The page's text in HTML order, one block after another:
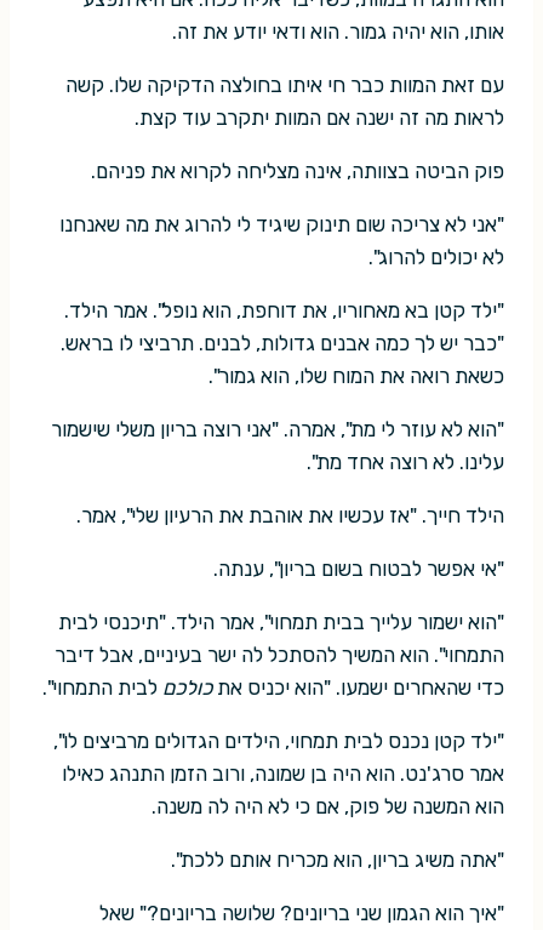
אותו, הוא יהיה גמור. הוא ודאי יודע את זה.
עם זאת המוות כבר חי איתו בחולצה הדקיקה שלו. קשה
לראות מה זה ישנה אם המוות יתקרב עוד קצת.
פוק הביטה בצוותה, אינה מצליחה לקרוא את פניהם.
"אני לא צריכה שום תינוק שיגיד לי להרוג את מה שאנחנו
לא יכולים להרוג".
"ילד קטן בא מאחוריו, את דוחפת, הוא נופל". אמר הילד.
"כבר יש לך כמה אבנים גדולות, לבנים. תרביצי לו בראש.
כשאת רואה את המוח שלו, הוא גמור".
"הוא לא עוזר לי מת", אמרה. "אני רוצה בריון משלי שישמור
עלינו. לא רוצה אחד מת".
הילד חייך. "אז עכשיו את אוהבת את הרעיון שלי", אמר.
"אי אפשר לבטוח בשום בריון", ענתה.
"הוא ישמור עלייך בבית תמחוי", אמר הילד. "תיכנסי לבית
התמחוי". הוא המשיך להסתכל לה ישר בעיניים, אבל דיבר
כדי שהאחרים ישמעו. "הוא יכניס אתכולכם לבית התמחוי".
"ילד קטן נכנס לבית תמחוי, הילדים הגדולים מרביצים לו",
אמר סרג'נט. הוא היה בן שמונה, ורוב הזמן התנהג כאילו
הוא המשנה של פוק, אם כי לא היה לה משנה.
"אתה משיג בריון, הוא מכריח אותם ללכת".
"איך הוא הגמון שני בריונים? שלושה בריונים?" שאל